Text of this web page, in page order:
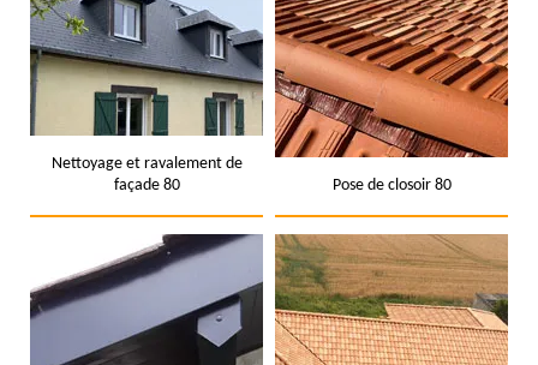
Nettoyage et ravalement de
façade 80
Pose de closoir 80